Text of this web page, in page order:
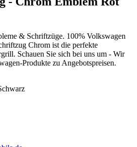
& Schriftzüge. 100% Volkswagen
Chrom ist die perfekte
Schauen Sie sich bei uns um - Wir
Produkte zu Angebotspreisen.